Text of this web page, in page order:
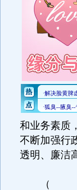
和业务素质
不断加强行
透明、廉洁
（